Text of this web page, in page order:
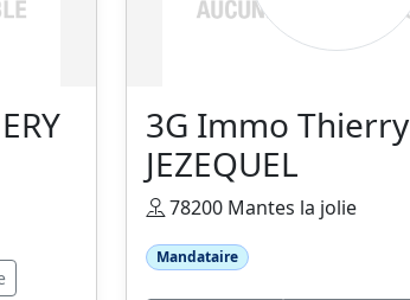
3G Immo Thierry
JEZEQUEL
78200 Mantes la jolie
Mandataire